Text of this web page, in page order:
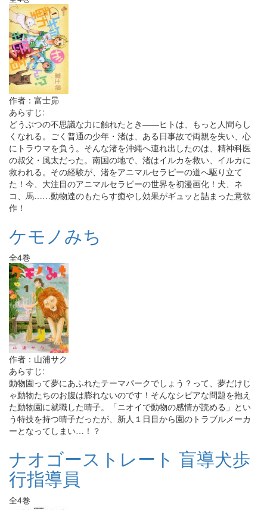
作者：富士昴
あらすじ:
どうぶつの不思議な力に触れたとき――ヒトは、もっと人間らし
くなれる。ごく普通の少年・渚は、ある日事故で両親を失い、心
にトラウマを負う。そんな渚を沖縄へ連れ出したのは、精神科医
の叔父・風太だった。南国の地で、渚はイルカを救い、イルカに
救われる。その経験が、渚をアニマルセラピーの道へ駆り立て
た！今、大注目のアニマルセラピーの世界を初漫画化！犬、ネ
コ、馬……動物達のもたらす癒やし効果がギュッと詰まった意欲
作！
ケモノみち
全4巻
作者：山浦サク
あらすじ:
動物園って夢にあふれたテーマパークでしょう？って、夢だけじ
ゃ動物たちのお腹は膨れないのです！そんなシビアな問題を抱え
た動物園に就職した晴子。「ニオイで動物の感情が読める」とい
う特技を持つ晴子だったが、新人１日目から園のトラブルメーカ
ーとなってしまい…！？
ナオゴーストレート 盲導犬歩
行指導員
全4巻